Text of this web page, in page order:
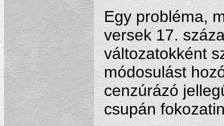
Egy probléma,
versek 17.
változatokként
módosulást
cenzúrázó
csupán